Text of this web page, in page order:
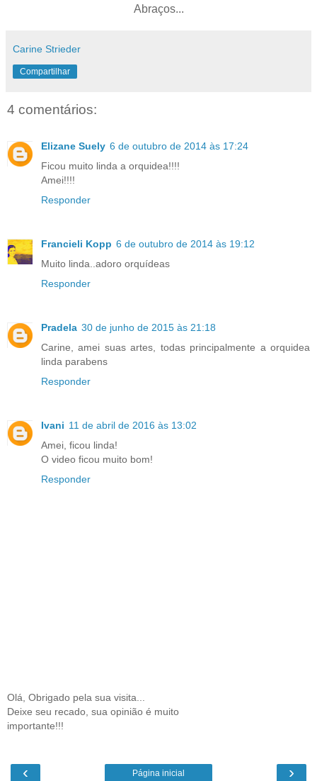
Abraços...
Carine Strieder
Compartilhar
4 comentários:
Elizane Suely 6 de outubro de 2014 às 17:24
Ficou muito linda a orquidea!!!!
Amei!!!!
Responder
Francieli Kopp 6 de outubro de 2014 às 19:12
Muito linda..adoro orquídeas
Responder
Pradela 30 de junho de 2015 às 21:18
Carine, amei suas artes, todas principalmente a orquidea
linda parabens
Responder
Ivani 11 de abril de 2016 às 13:02
Amei, ficou linda!
O video ficou muito bom!
Responder
Olá, Obrigado pela sua visita...
Deixe seu recado, sua opinião é muito
importante!!!
‹ ›
Página inicial